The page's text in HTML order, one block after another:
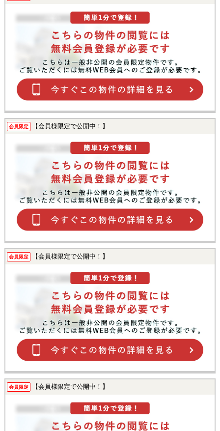
会員限定 【会員様限定で公開中！】
会員限定 【会員様限定で公開中！】
会員限定 【会員様限定で公開中！】